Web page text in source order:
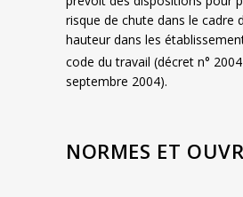
risque de chute dans le cadre
hauteur dans les
code du travail (décret n°
septembre 2004).
NORMES ET